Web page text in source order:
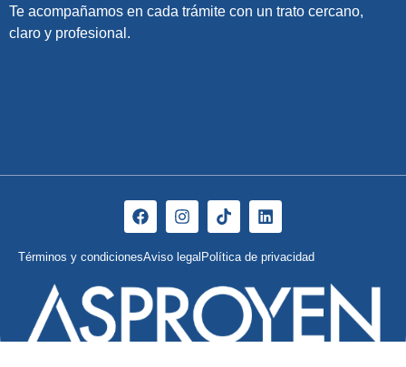
Te acompañamos en cada trámite con un trato cercano,
claro y profesional.
Términos y condicionesAviso legal Política de privacidad